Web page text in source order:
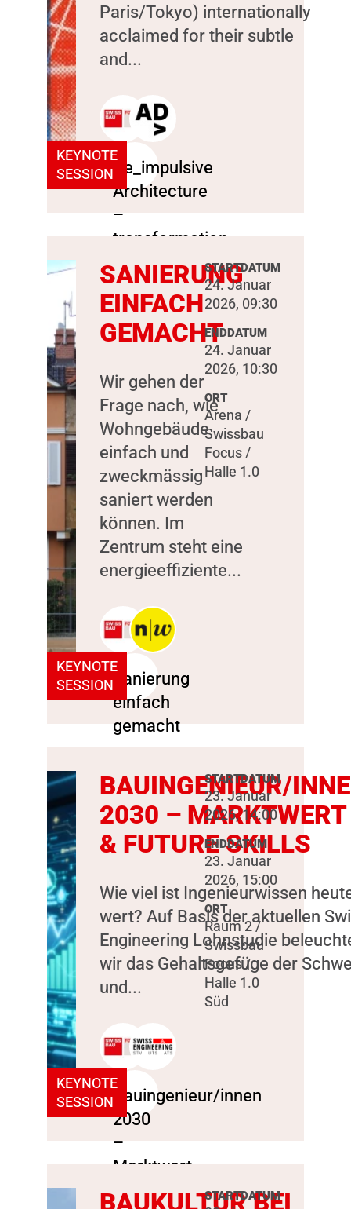
KEYNOTE
SESSION
Paris/Tokyo) internationally
acclaimed for their subtle
and...
KEYNOTE
SESSION
SANIERUNG
EINFACH
GEMACHT
Wir gehen der
Frage nach, wie
Wohngebäude
einfach und
zweckmässig
saniert werden
können. Im
Zentrum steht eine
energieeffiziente...
STARTDATUM
24. Januar
2026, 09:30
ENDDATUM
24. Januar
2026, 10:30
ORT
Arena /
Swissbau
Focus /
Halle 1.0
KEYNOTE
SESSION
BAUINGENIEUR/
2030 – MARKTWERT
& FUTURE SKILLS
Wie viel ist Ingenieurwissen
wert? Auf Basis der aktuellen
Engineering Lohnstudie
wir das Gehaltsgefüge der
und...
STARTDATUM
23. Januar
2026, 14:00
ENDDATUM
23. Januar
2026, 15:00
ORT
Raum 2 /
Swissbau
Focus /
Halle 1.0
Süd
BAUKULTUR BEI
STARTDATUM